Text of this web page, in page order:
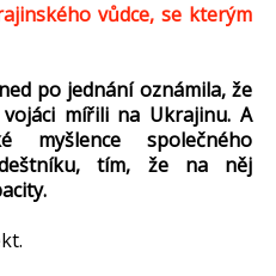
vůdce, se kterým
po jednání oznámila, že
mířili na Ukrajinu. A
myšlence společného
tím, že na něj